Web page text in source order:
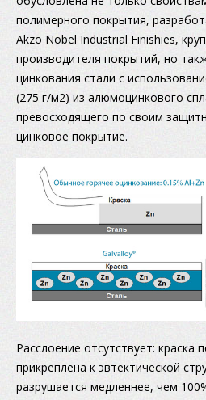
полимерного покрытия,
Akzo Nobel Industrial Finishies,
производителя покрытий, но
цинкования стали с
(275 г/м2) из алюмоцинкового
превосходящего по своим
цинковое покрытие.
Расслоение отсутствует: краска
прикреплена к эвтектической
разрушается медленнее, чем